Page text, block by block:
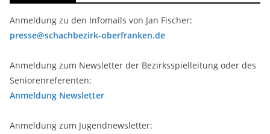
Anmeldung zu den Infomails von Jan Fischer:
presse@schachbezirk-oberfranken.de
Anmeldung zum Newsletter der Bezirksspielleitung oder des
Seniorenreferenten:
Anmeldung Newsletter
Anmeldung zum Jugendnewsletter: